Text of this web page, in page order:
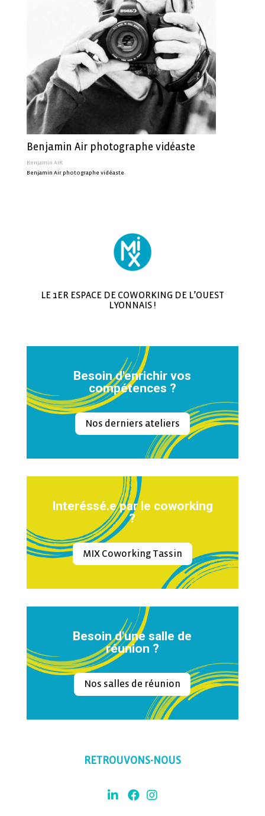
Benjamin Air photographe vidéaste
Benjamin AIR
Benjamin Air photographe vidéaste
LE 1ER ESPACE DE COWORKING DE L’OUEST
LYONNAIS !
Besoin d'enrichir vos
compétences ?
Nos derniers ateliers
Interéssé.e par le coworking
?
MIX Coworking Tassin
Besoin d'une salle de
réunion ?
Nos salles de réunion
RETROUVONS-NOUS